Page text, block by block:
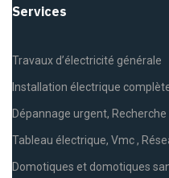
Services
Travaux d’électricité générale
Installation électrique
Dépannage urgent,
Tableau électrique, Vmc ,
Domotiques et domotiques